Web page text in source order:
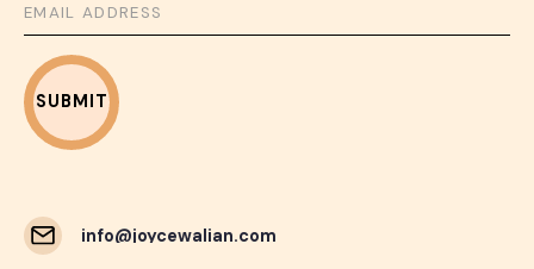
info@joycewalian.com
info@joycewalian.com